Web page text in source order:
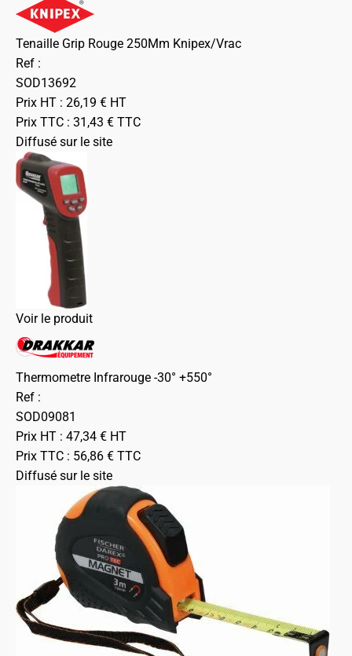
Tenaille Grip Rouge 250Mm Knipex/Vrac
Ref :
SOD13692
Prix HT : 26,19 € HT
Prix TTC : 31,43 € TTC
Diffusé sur le site
Voir le produit
Thermometre Infrarouge -30° +550°
Ref :
SOD09081
Prix HT : 47,34 € HT
Prix TTC : 56,86 € TTC
Diffusé sur le site